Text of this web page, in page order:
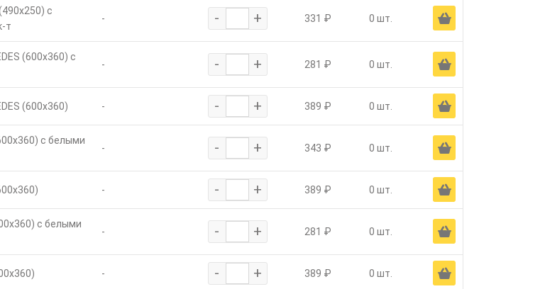
с
т
- - + 331 ₽ 0 шт. Ä
(600х360) с
- - + 281 ₽ 0 шт. Ä
(600х360) - - + 389 ₽ 0 шт. Ä
с белыми
- - + 343 ₽ 0 шт. Ä
- - + 389 ₽ 0 шт. Ä
с белыми
- - + 281 ₽ 0 шт. Ä
- - + 389 ₽ 0 шт. Ä